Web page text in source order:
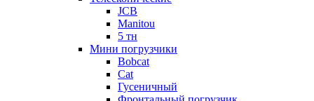
JCB
Manitou
5 тн
Мини погрузчики
Bobcat
Cat
Гусеничный